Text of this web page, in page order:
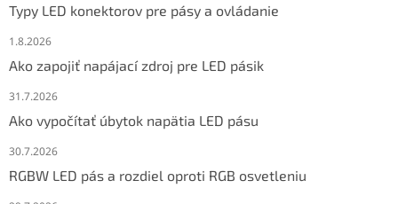
Typy LED konektorov pre pásy a ovládanie
1.8.2026
Ako zapojiť napájací zdroj pre LED pásik
31.7.2026
Ako vypočítať úbytok napätia LED pásu
30.7.2026
RGBW LED pás a rozdiel oproti RGB osvetleniu